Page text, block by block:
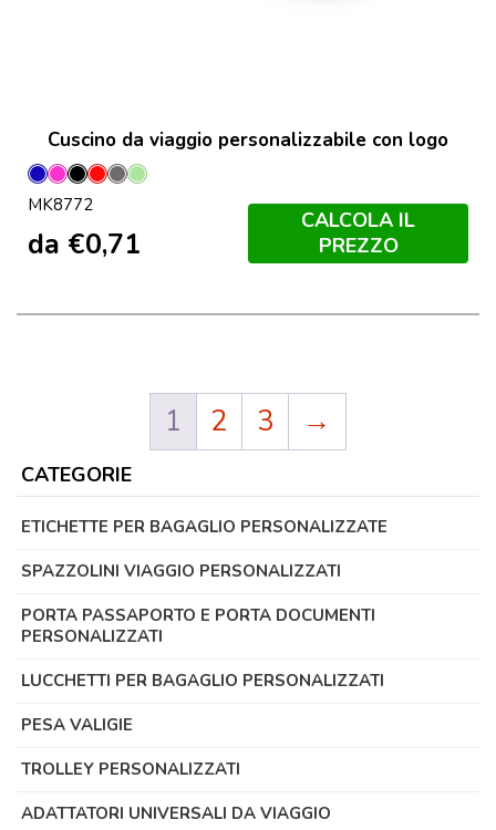
CATEGORIE
ETICHETTE PER BAGAGLIO PERSONALIZZATE
SPAZZOLINI VIAGGIO PERSONALIZZATI
PORTA PASSAPORTO E PORTA DOCUMENTI
PERSONALIZZATI
LUCCHETTI PER BAGAGLIO PERSONALIZZATI
PESA VALIGIE
TROLLEY PERSONALIZZATI
ADATTATORI UNIVERSALI DA VIAGGIO
Cuscino da viaggio personalizzabile con logo
BluFucsia
NeroRosso
GreyVerde
MK8772
da €0,71
CALCOLA IL
PREZZO
1 2 3 →